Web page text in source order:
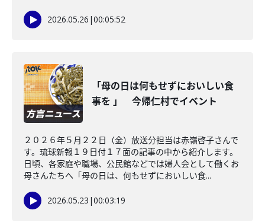
2026.05.26 |00:05:52
「母の日は何もせずにおいしい食
事を 」 今帰仁村でイベント
２０２６年５月２２日（金）放送分担当は赤嶺啓子さんで
す。琉球新報１９日付１７面の記事の中から紹介します。
日頃、各家庭や職場、公民館などでは婦人会として働くお
母さんたちへ「母の日は、何もせずにおいしい食...
2026.05.23 |00:03:19